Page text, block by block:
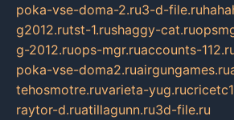
poka-vse-doma-2.ru3-d-file.ru
g2012.rutst-1.rushaggy-cat.ru
g-2012.ruops-mgr.ruaccounts-
poka-vse-doma2.ruairgungames.ru
tehosmotre.ruvarieta-yug.ru
raytor-d.ruatillagunn.ru3d-file.ru